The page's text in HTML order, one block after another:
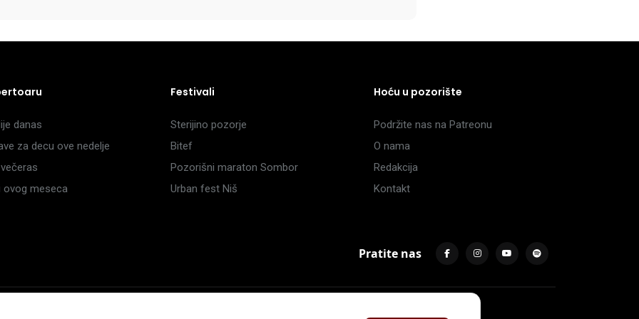
danas
za decu ove nedelje
ovog meseca
Festivali
Sterijino pozorje
Bitef
Pozorišni maraton Sombor
Urban fest Niš
Hoću u pozorište
Podržite nas na Patreonu
O nama
Redakcija
Kontakt
Pratite nas